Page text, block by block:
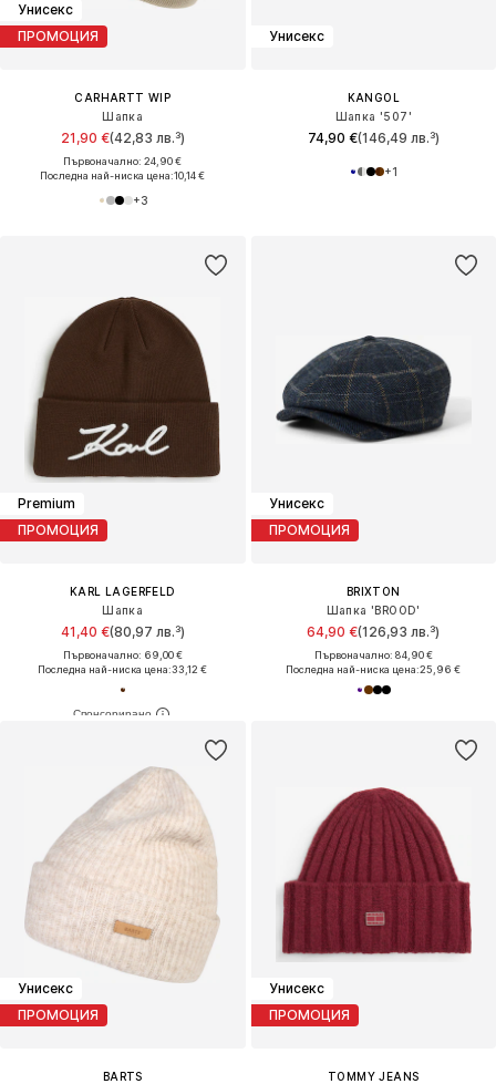
Унисекс
ПРОМОЦИЯ
CARHARTT WIP
Шапка
21,90 €(42,83 лв.³)
Първоначално: 24,90 €
Последна най-ниска цена:10,14 €
+3
Унисекс
KANGOL
Шапка '507'
74,90 €(146,49 лв.³)
+1
Premium
ПРОМОЦИЯ
KARL LAGERFELD
Шапка
41,40 €(80,97 лв.³)
Първоначално: 69,00 €
Последна най-ниска цена:33,12 €
Унисекс
ПРОМОЦИЯ
BRIXTON
Шапка 'BROOD'
64,90 €(126,93 лв.³)
Първоначално: 84,90 €
Последна най-ниска цена:25,96 €
Унисекс
ПРОМОЦИЯ
BARTS
Унисекс
ПРОМОЦИЯ
TOMMY JEANS